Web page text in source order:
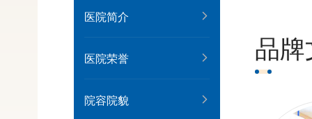
医院简介
医院荣誉
院容院貌
品